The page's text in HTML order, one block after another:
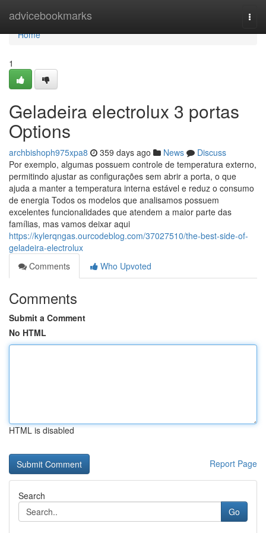
advicebookmarks
Home
Home
1
Geladeira electrolux 3 portas
Options
archbishoph975xpa8 359 days ago News
Discuss
Por exemplo, algumas possuem controle de temperatura externo,
permitindo ajustar as configurações sem abrir a porta, o que
ajuda a manter a temperatura interna estável e reduz o consumo
de energia Todos os modelos que analisamos possuem
excelentes funcionalidades que atendem a maior parte das
famílias, mas vamos deixar aqui
https://kylerqngas.ourcodeblog.com/37027510/the-best-side-of-
geladeira-electrolux
Comments
Who Upvoted
Comments
Submit a Comment
No HTML
HTML is disabled
Report Page
Search
Go